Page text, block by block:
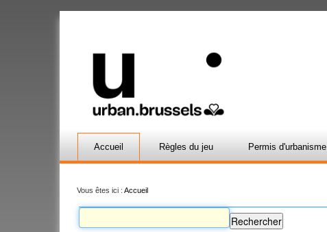
Accueil Règles du jeu Permis d'urbanisme
Vous êtes ici : Accueil